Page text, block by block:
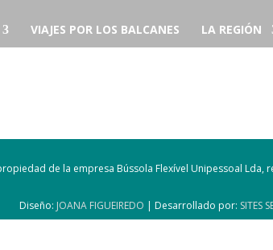
VIAJES POR LOS BALCANES LA REGIÓN
de la empresa Bússola Flexível Unipessoal Lda,
Diseño: JOANA FIGUEIREDO | Desarrollado por: SITES